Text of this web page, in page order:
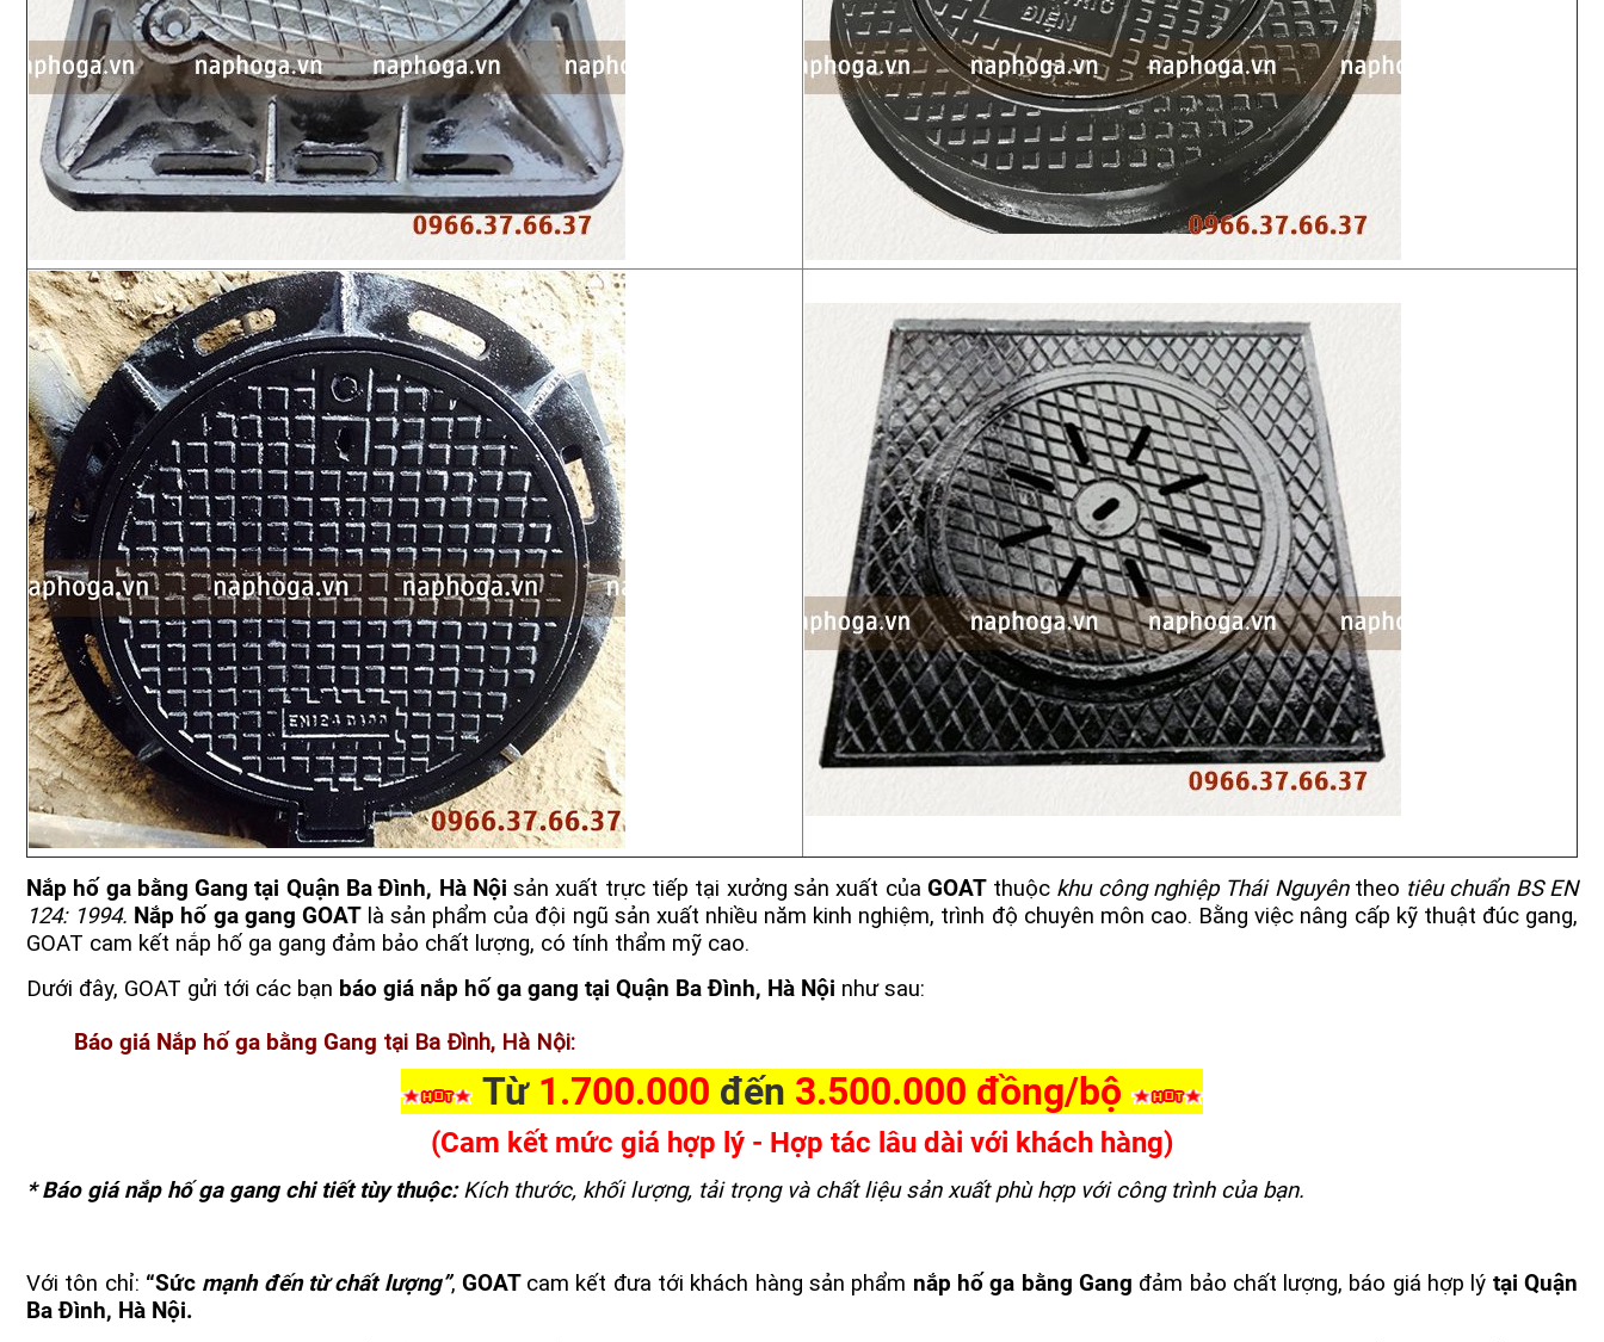
Nắp hố ga bằng Gang tại Quận Ba Đình, Hà Nội sản xuất trực tiếp tại xưởng sản xuất của GOATthuộc khu công nghiệp Thái Nguyêntheo tiêu chuẩn BS EN
124: 1994. Nắp hố ga gang GOATlà sản phẩm của đội ngũ sản xuất nhiều năm kinh nghiệm, trình độ chuyên môn cao. Bằng việc nâng cấp kỹ thuật đúc gang,
GOAT cam kết nắp hố ga gang đảm bảo chất lượng, có tính thẩm mỹ cao.
Dưới đây, GOAT gửi tới các bạn báo giá nắp hố ga gang tại Quận Ba Đình, Hà Nội như sau:
Báo giá Nắp hố ga bằng Gang tại Ba Đình, Hà Nội:
Từ 1.700.000 đến 3.500.000 đồng/bộ
(Cam kết mức giá hợp lý - Hợp tác lâu dài với khách hàng)
* Báo giá nắp hố ga gang chi tiết tùy thuộc:Kích thước, khối lượng, tải trọng và chất liệu sản xuất phù hợp với công trình của bạn.
Với tôn chỉ: “Sứcmạnh đến từ chất lượng”, GOAT cam kết đưa tới khách hàng sản phẩm nắp hố ga bằng Gang đảm bảo chất lượng, báo giá hợp lý tại Quận
Ba Đình, Hà Nội.